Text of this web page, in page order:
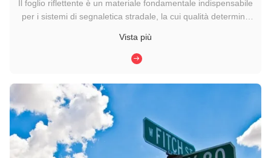
Il foglio riflettente è un materiale fondamentale indispensabile
per i sistemi di segnaletica stradale, la cui qualità determina
strutturale e prestazioni funzionali generali delle segnaletica
stradale- nel settore della sicurezza ...
Vista più